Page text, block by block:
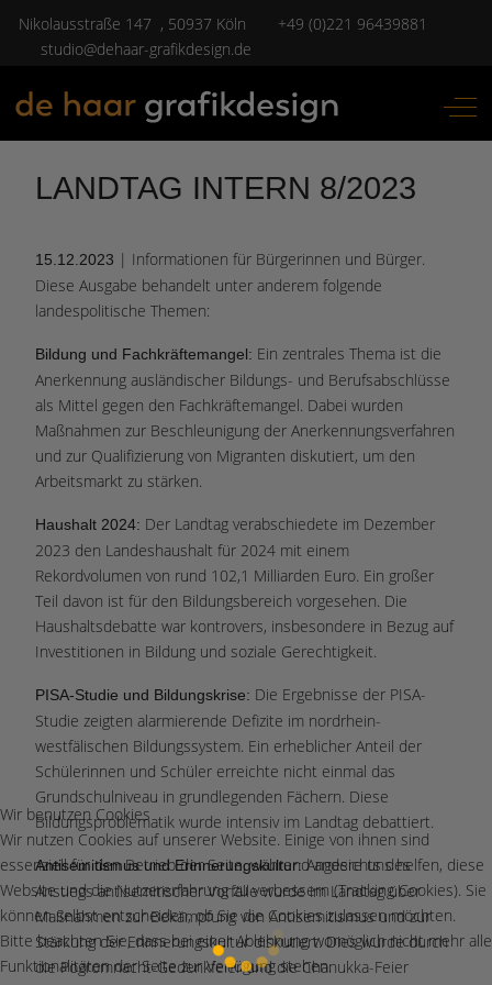
Nikolausstraße 147 , 50937 Köln
+49 (0)221 96439881
studio@dehaar-grafikdesign.de
Off-
LANDTAG INTERN 8/2023
15.12.2023 | Informationen für Bürgerinnen und Bürger.
Diese Ausgabe behandelt unter anderem folgende
landespolitische Themen:
Bildung und Fachkräftemangel: Ein zentrales Thema ist die
Anerkennung ausländischer Bildungs- und Berufsabschlüsse
als Mittel gegen den Fachkräftemangel. Dabei wurden
Maßnahmen zur Beschleunigung der Anerkennungsverfahren
und zur Qualifizierung von Migranten diskutiert, um den
Arbeitsmarkt zu stärken​​.
Haushalt 2024: Der Landtag verabschiedete im Dezember
2023 den Landeshaushalt für 2024 mit einem
Rekordvolumen von rund 102,1 Milliarden Euro. Ein großer
Teil davon ist für den Bildungsbereich vorgesehen. Die
Haushaltsdebatte war kontrovers, insbesondere in Bezug auf
Investitionen in Bildung und soziale Gerechtigkeit​.
PISA-Studie und Bildungskrise: Die Ergebnisse der PISA-
Studie zeigten alarmierende Defizite im nordrhein-
westfälischen Bildungssystem. Ein erheblicher Anteil der
Schülerinnen und Schüler erreichte nicht einmal das
Grundschulniveau in grundlegenden Fächern. Diese
Bildungsproblematik wurde intensiv im Landtag debattiert​.
Antisemitismus und Erinnerungskultur:Angesichts des
Anstiegs antisemitischer Vorfälle wurde im Landtag über
Maßnahmen zur Bekämpfung von Antisemitismus und zur
Stärkung der Erinnerungskultur diskutiert. Dies wurde durch
die Pogromnacht-Gedenkfeier und die Chanukka-Feier
Wir benutzen Cookies
Wir nutzen Cookies auf unserer Website. Einige von ihnen sind
essenziell für den Betrieb der Seite, während andere uns helfen, diese
Website und die Nutzererfahrung zu verbessern (Tracking Cookies). Sie
können selbst entscheiden, ob Sie die Cookies zulassen möchten.
Bitte beachten Sie, dass bei einer Ablehnung womöglich nicht mehr alle
Funktionalitäten der Seite zur Verfügung stehen.